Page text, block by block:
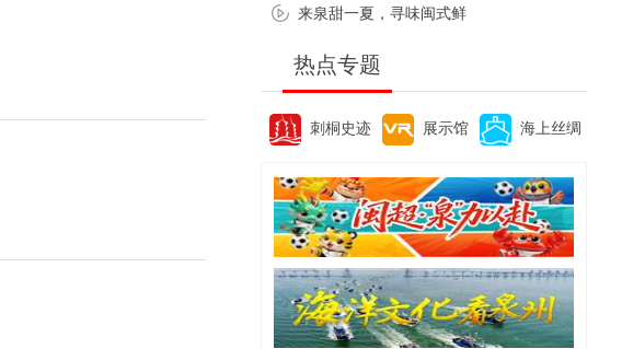
来泉甜一夏，寻味闽式鲜
热点专题
刺桐史迹 展示馆 海上丝绸